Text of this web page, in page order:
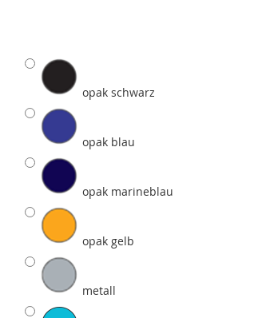
opak schwarz
opak blau
opak marineblau
opak gelb
metall